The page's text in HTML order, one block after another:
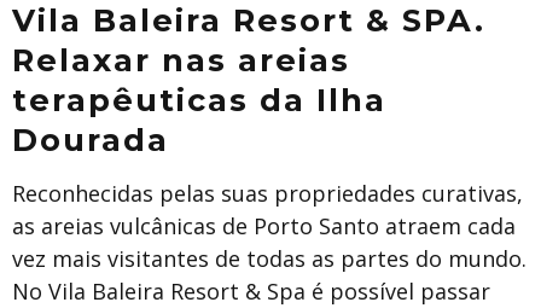
Vila Baleira Resort & SPA.
Relaxar nas areias
terapêuticas da Ilha
Dourada
Reconhecidas pelas suas propriedades curativas,
as areias vulcânicas de Porto Santo atraem cada
vez mais visitantes de todas as partes do mundo.
No Vila Baleira Resort & Spa é possível passar